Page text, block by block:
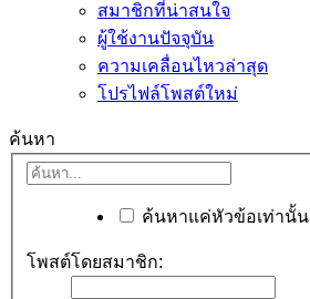
สมาชิกที่น่าสนใจ
ผู้ใช้งานปัจจุบัน
ความเคลื่อนไหวล่าสุด
โปรไฟล์โพสต์ใหม่
ค้นหา
ค้นหาแค่หัวข้อเท่านั้น
โพสต์โดยสมาชิก: